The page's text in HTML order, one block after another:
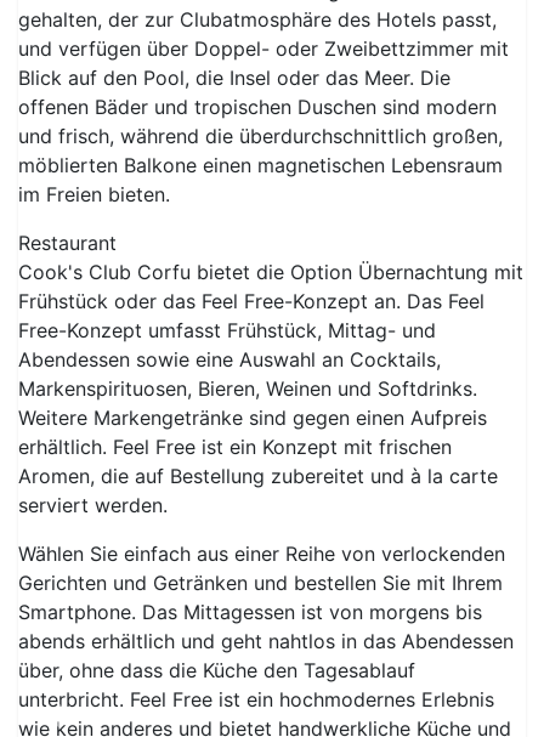
Previous Next
gehalten, der zur Clubatmosphäre des Hotels passt,
und verfügen über Doppel- oder Zweibettzimmer mit
Blick auf den Pool, die Insel oder das Meer. Die
offenen Bäder und tropischen Duschen sind modern
und frisch, während die überdurchschnittlich großen,
möblierten Balkone einen magnetischen Lebensraum
im Freien bieten.
Restaurant
Cook's Club Corfu bietet die Option Übernachtung mit
Frühstück oder das Feel Free-Konzept an. Das Feel
Free-Konzept umfasst Frühstück, Mittag- und
Abendessen sowie eine Auswahl an Cocktails,
Markenspirituosen, Bieren, Weinen und Softdrinks.
Weitere Markengetränke sind gegen einen Aufpreis
erhältlich. Feel Free ist ein Konzept mit frischen
Aromen, die auf Bestellung zubereitet und à la carte
serviert werden.
Wählen Sie einfach aus einer Reihe von verlockenden
Gerichten und Getränken und bestellen Sie mit Ihrem
Smartphone. Das Mittagessen ist von morgens bis
abends erhältlich und geht nahtlos in das Abendessen
über, ohne dass die Küche den Tagesablauf
unterbricht. Feel Free ist ein hochmodernes Erlebnis
wie kein anderes und bietet handwerkliche Küche und